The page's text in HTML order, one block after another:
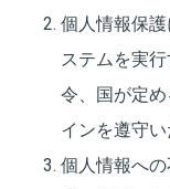
個人情報保
ステムを実
令、国が定
インを遵守い
個人情報へ